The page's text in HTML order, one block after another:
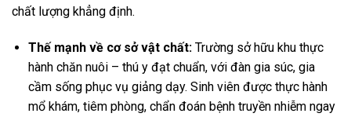
chất lượng khẳng định.
Thế mạnh về cơ sở vật chất:Trường sở hữu khu thực
hành chăn nuôi – thú y đạt chuẩn, với đàn gia súc, gia
cầm sống phục vụ giảng dạy. Sinh viên được thực hành
mổ khám, tiêm phòng, chẩn đoán bệnh truyền nhiễm ngay